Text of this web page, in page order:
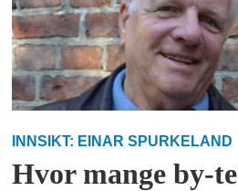
INNSIKT: EINAR SPURKELAND
Hvor mange by-